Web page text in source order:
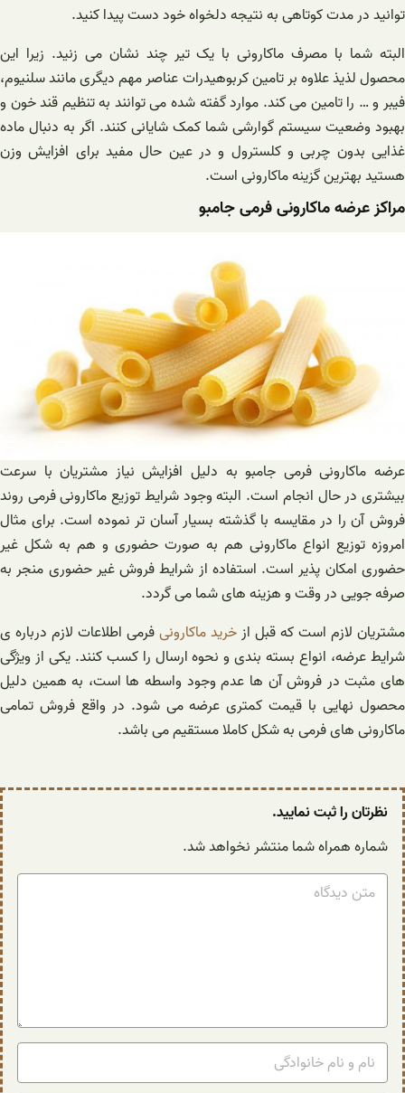
توانید در مدت کوتاهی به نتیجه دلخواه خود دست پیدا کنید.
البته شما با مصرف ماکارونی با یک تیر چند نشان می زنید. زیرا این
محصول لذیذ علاوه بر تامین کربوهیدرات عناصر مهم دیگری مانند سلنیوم،
فیبر و … را تامین می کند. موارد گفته شده می توانند به تنظیم قند خون و
بهبود وضعیت سیستم گوارشی شما کمک شایانی کنند. اگر به دنبال ماده
غذایی بدون چربی و کلسترول و در عین حال مفید برای افزایش وزن
هستید بهترین گزینه ماکارونی است.
مراکز عرضه ماکارونی فرمی جامبو
عرضه ماکارونی فرمی جامبو به دلیل افزایش نیاز مشتریان با سرعت
بیشتری در حال انجام است. البته وجود شرایط توزیع ماکارونی فرمی روند
فروش آن را در مقایسه با گذشته بسیار آسان تر نموده است. برای مثال
امروزه توزیع انواع ماکارونی هم به صورت حضوری و هم به شکل غیر
حضوری امکان پذیر است. استفاده از شرایط فروش غیر حضوری منجر به
صرفه جویی در وقت و هزینه های شما می گردد.
مشتریان لازم است که قبل از خرید ماکارونیفرمی اطلاعات لازم درباره ی
شرایط عرضه، انواع بسته بندی و نحوه ارسال را کسب کنند. یکی از ویژگی
های مثبت در فروش آن ها عدم وجود واسطه ها است، به همین دلیل
محصول نهایی با قیمت کمتری عرضه می شود. در واقع فروش تمامی
ماکارونی های فرمی به شکل کاملا مستقیم می باشد.
نظرتان را ثبت نمایید.
شماره همراه شما منتشر نخواهد شد.